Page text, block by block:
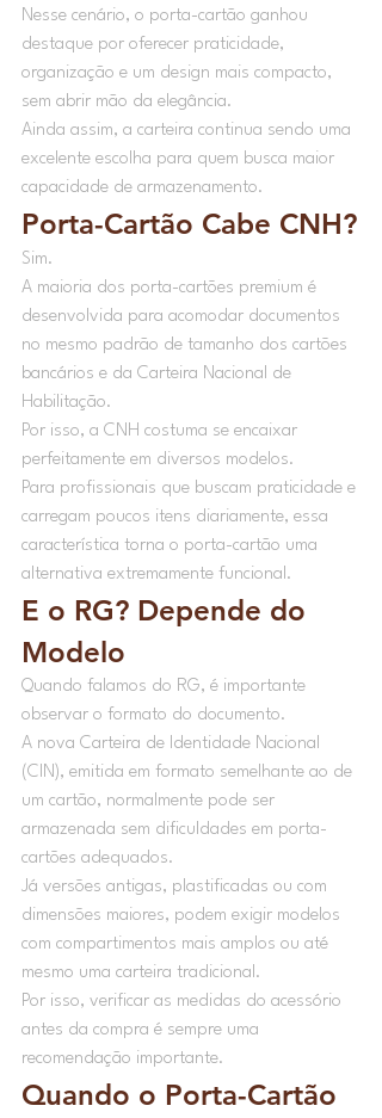
Nesse cenário, o porta-cartão ganhou
destaque por oferecer praticidade,
organização e um design mais compacto,
sem abrir mão da elegância.
Ainda assim, a carteira continua sendo uma
excelente escolha para quem busca maior
capacidade de armazenamento.
Porta-Cartão Cabe CNH?
Sim.
A maioria dos porta-cartões premium é
desenvolvida para acomodar documentos
no mesmo padrão de tamanho dos cartões
bancários e da Carteira Nacional de
Habilitação.
Por isso, a CNH costuma se encaixar
perfeitamente em diversos modelos.
Para profissionais que buscam praticidade e
carregam poucos itens diariamente, essa
característica torna o porta-cartão uma
alternativa extremamente funcional.
E o RG? Depende do
Modelo
Quando falamos do RG, é importante
observar o formato do documento.
A nova Carteira de Identidade Nacional
(CIN), emitida em formato semelhante ao de
um cartão, normalmente pode ser
armazenada sem dificuldades em porta-
cartões adequados.
Já versões antigas, plastificadas ou com
dimensões maiores, podem exigir modelos
com compartimentos mais amplos ou até
mesmo uma carteira tradicional.
Por isso, verificar as medidas do acessório
antes da compra é sempre uma
recomendação importante.
Quando o Porta-Cartão